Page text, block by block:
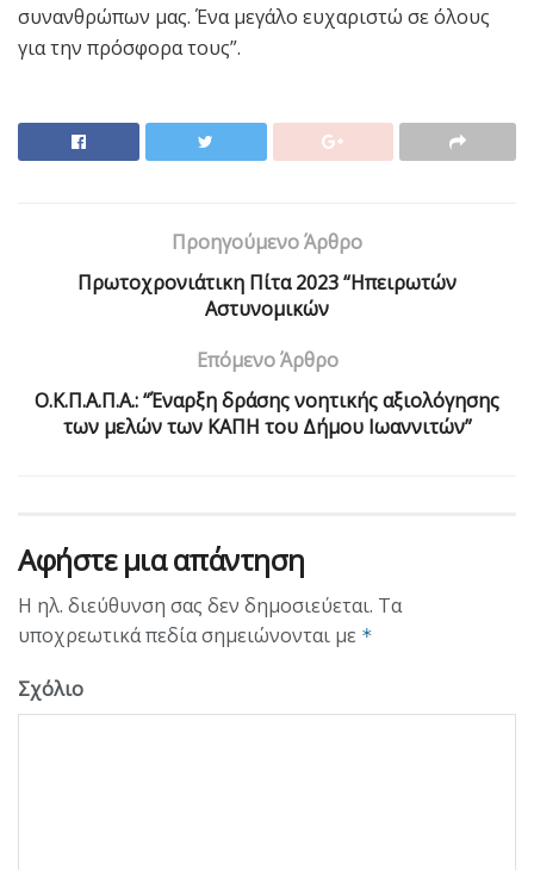
συνανθρώπων μας. Ένα μεγάλο ευχαριστώ σε όλους
για την πρόσφορα τους”.
Προηγούμενο Άρθρο
Πρωτοχρονιάτικη Πίτα 2023 “Ηπειρωτών
Αστυνομικών
Επόμενο Άρθρο
Ο.Κ.Π.Α.Π.Α.: “Έναρξη δράσης νοητικής αξιολόγησης
των μελών των ΚΑΠΗ του Δήμου Ιωαννιτών”
Αφήστε μια απάντηση
Η ηλ. διεύθυνση σας δεν δημοσιεύεται. Τα
υποχρεωτικά πεδία σημειώνονται με *
Σχόλιο